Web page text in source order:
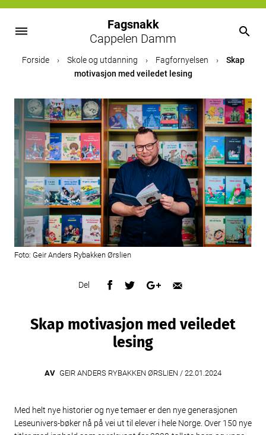
dehaze
Fagsnakk
Cappelen Damm
search
Forside › Skole og utdanning › Fagfornyelsen ›
Skap
motivasjon med veiledet lesing
Foto: Geir Anders Rybakken Ørslien
Del
Skap motivasjon med veiledet
lesing
AV GEIR ANDERS RYBAKKEN ØRSLIEN / 22.01.2024
Med helt nye historier og nye temaer er den nye generasjonen
Leseunivers-bøker nå på vei ut til elever i hele Norge. Over 150 nye